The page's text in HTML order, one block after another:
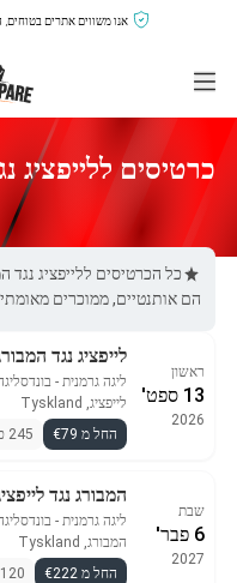
אנו משווים אתרים
כרטיסים ללייפציג
הם אותנטיים, ממוכרים
ראשון
13 ספט'
2026
לייפציג נגד
ליגה גרמנית -
לייפציג, Tyskland
החל מ €79
245 כרטיסים זמינים
שבת
6 פבר'
2027
המבורג נגד
ליגה גרמנית -
המבורג, Tyskland
החל מ €222
120 כרטיסים זמינים